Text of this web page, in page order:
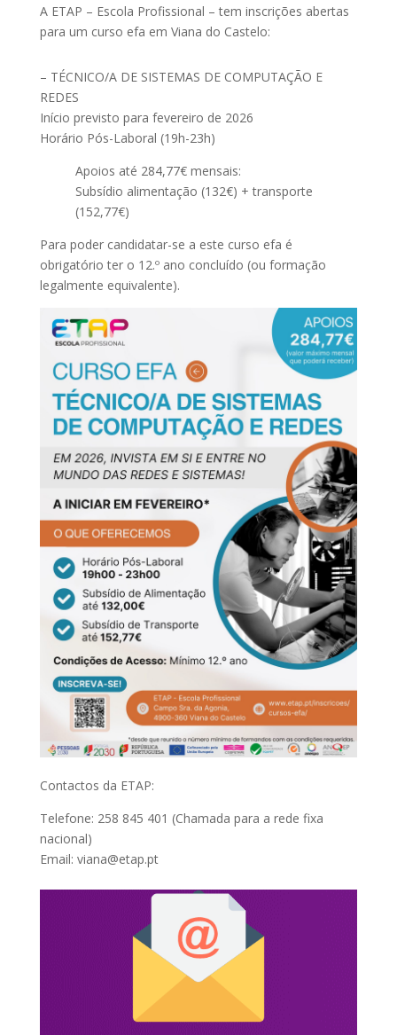
A ETAP – Escola Profissional – tem inscrições abertas
para um curso efa em Viana do Castelo:
– TÉCNICO/A DE SISTEMAS DE COMPUTAÇÃO E
REDES
Início previsto para fevereiro de 2026
Horário Pós-Laboral (19h-23h)
Apoios até 284,77€ mensais:
Subsídio alimentação (132€) + transporte
(152,77€)
Para poder candidatar-se a este curso efa é
obrigatório ter o 12.º ano concluído (ou formação
legalmente equivalente).
Contactos da ETAP:
Telefone: 258 845 401 (Chamada para a rede fixa
nacional)
Email: viana@etap.pt